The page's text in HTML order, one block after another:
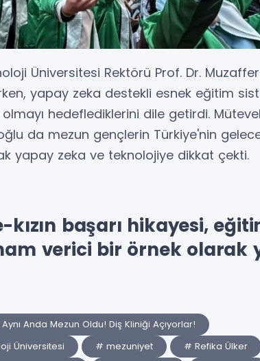
Üniversitesi Rektörü Prof. Dr.
yapay zeka destekli esnek eğitim
hedeflediklerini dile getirdi.
da mezun gençlerin Türkiye'nin
yapay zeka ve teknolojiye dikkat çekti.
başarı hikayesi,
verici bir örnek olarak
Anda Mezun Oldu! Diş Kliniği Açıyorlar!
Üniversitesi
# mezuniyet
# Refika Ülker